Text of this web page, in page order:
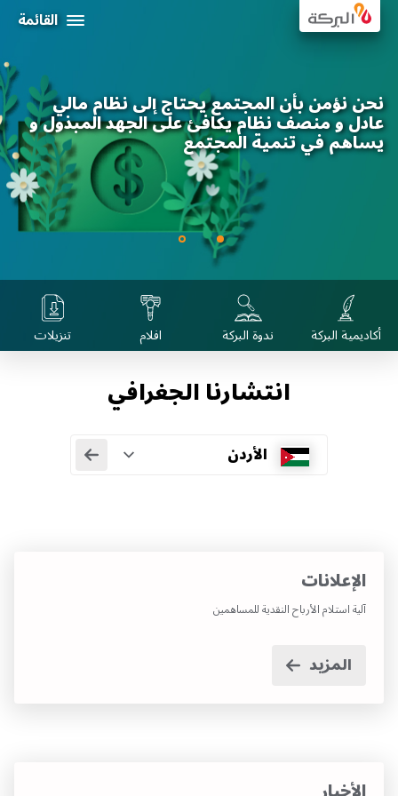
Al Baraka
القائمة
علاقات المستثمرين
التمويلات الاجتماعية و المستدامة
بيانات الإتصال
نحن نؤمن بأن المجتمع يحتاج إلى نظام مالي
عادل و منصف نظام يكافئ على الجهد المبذول و
يساهم في تنمية المجتمع
أكاديمية البركة ندوة البركة افلام تنزيلات
انتشارنا الجغرافي
الأردن
الإعلانات
آلية استلام الأرباح النقدية للمساهمين
المزيد